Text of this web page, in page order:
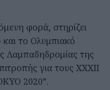
φορά, στηρίζει
το Ολυμπιακό
Λαμπαδηδρομίας της
για τους ΧΧΧΙΙ
2020”.